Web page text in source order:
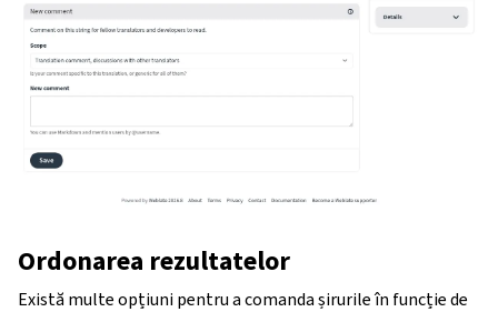
Ordonarea rezultatelor
Există multe opțiuni pentru a comanda șirurile în funcție de